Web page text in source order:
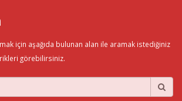
için aşağıda bulunan alan ile aramak istediğiniz
görebilirsiniz.